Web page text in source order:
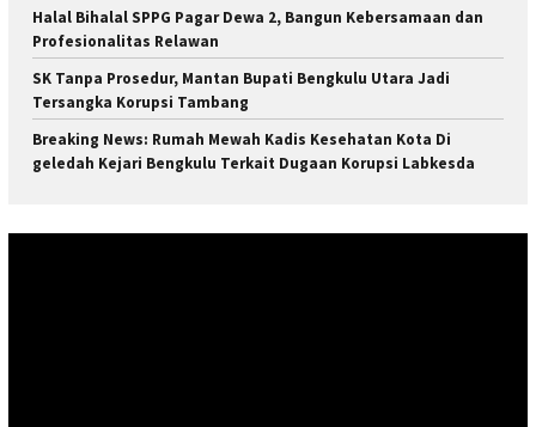
Halal Bihalal SPPG Pagar Dewa 2, Bangun Kebersamaan dan
Profesionalitas Relawan
SK Tanpa Prosedur, Mantan Bupati Bengkulu Utara Jadi
Tersangka Korupsi Tambang
Breaking News: Rumah Mewah Kadis Kesehatan Kota Di
geledah Kejari Bengkulu Terkait Dugaan Korupsi Labkesda